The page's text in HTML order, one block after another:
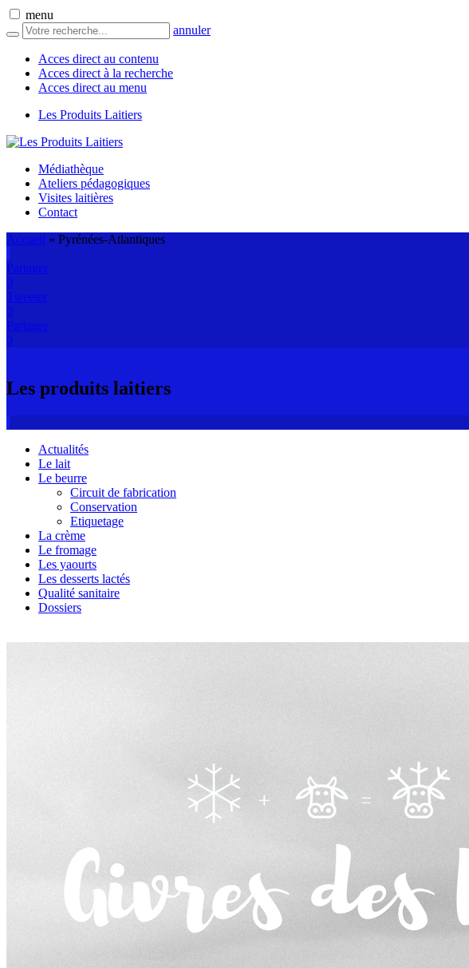
menu
annuler
Acces direct au contenu
Acces direct à la recherche
Acces direct au menu
Les Produits Laitiers
Médiathèque
Ateliers pédagogiques
Visites laitières
Contact
Accueil » Pyrénées-Atlantiques
Partager
0
Tweeter
0
Partager
0
Les produits laitiers
Actualités
Le lait
Le beurre
Circuit de fabrication
Conservation
Etiquetage
La crème
Le fromage
Les yaourts
Les desserts lactés
Qualité sanitaire
Dossiers